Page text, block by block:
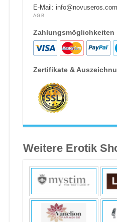
E-Mail: info@novuseros.com
AGB
Zahlungsmöglichkeiten
Zertifikate &
Weitere Erotik